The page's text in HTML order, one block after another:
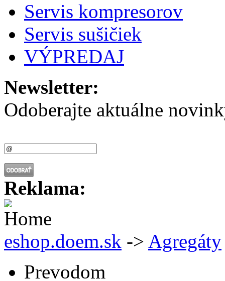
Servis kompresorov
Servis sušičiek
VÝPREDAJ
Newsletter:
Odoberajte aktuálne
Reklama:
eshop.doem.sk -> Agregáty
Prevodom